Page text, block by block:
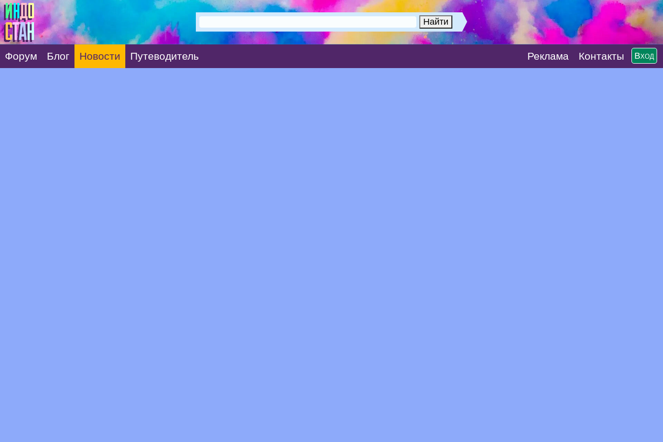
Форум Блог Новости Путеводитель Реклaма Контакты Вход